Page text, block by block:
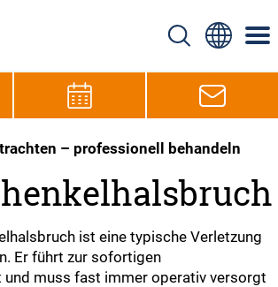
– professionell behandeln
ist eine typische Verletzung
Er führt zur sofortigen
und muss fast immer operativ versorgt